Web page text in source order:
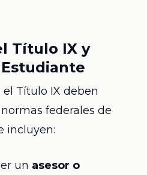
Título IX y
Título IX deben
federales de
incluyen:
un asesor o